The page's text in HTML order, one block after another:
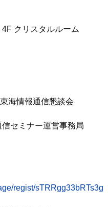
クリスタルルーム
海情報通信懇談会
セミナー運営事務局
regist/